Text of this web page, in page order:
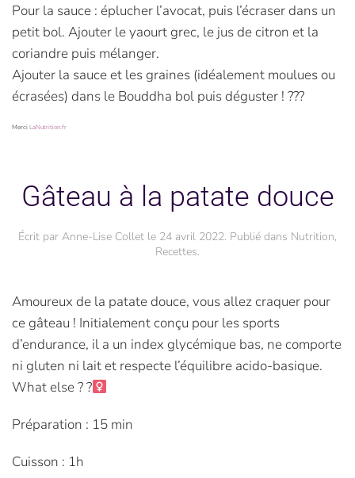
Pour la sauce : éplucher l’avocat, puis l’écraser dans un
petit bol. Ajouter le yaourt grec, le jus de citron et la
coriandre puis mélanger.
Ajouter la sauce et les graines (idéalement moulues ou
écrasées) dans le Bouddha bol puis déguster ! ???
MerciLaNutrition.fr
Gâteau à la patate douce
Écrit par Anne-Lise Collet le 24 avril 2022. Publié dans Nutrition,
Recettes.
Amoureux de la patate douce, vous allez craquer pour
ce gâteau ! Initialement conçu pour les sports
d’endurance, il a un index glycémique bas, ne comporte
ni gluten ni lait et respecte l’équilibre acido-basique.
What else ? ?‍
Préparation : 15 min
Cuisson : 1h